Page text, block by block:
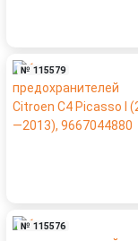
№ 115579
№ 115576